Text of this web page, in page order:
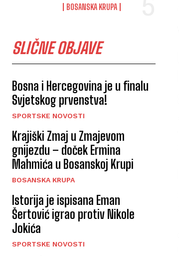
BOSANSKA KRUPA
SLIČNE OBJAVE
Bosna i Hercegovina je u finalu
Svjetskog prvenstva!
SPORTSKE NOVOSTI
Krajiški Zmaj u Zmajevom
gnijezdu – doček Ermina
Mahmića u Bosanskoj Krupi
BOSANSKA KRUPA
Istorija je ispisana Eman
Šertović igrao protiv Nikole
Jokića
SPORTSKE NOVOSTI